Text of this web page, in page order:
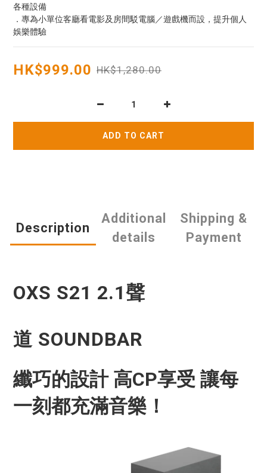
各種設備
．專為小單位客廳看電影及房間駁電腦／遊戲機而設，提升個人
娛樂體驗
HK$999.00 HK$1,280.00
ADD TO CART
Description
Additional
details
Shipping &
Payment
OXS S21 2.1聲
道 SOUNDBAR
纖巧的設計 高CP享受 讓每
一刻都充滿音樂！